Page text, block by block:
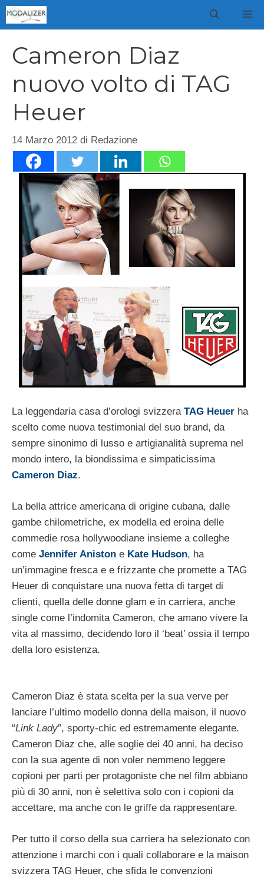
Vai
al
Cameron Diaz
nuovo volto di TAG
Heuer
14 Marzo 2012 di Redazione
La leggendaria casa d’orologi svizzera TAG Heuer ha
scelto come nuova testimonial del suo brand, da
sempre sinonimo di lusso e artigianalità suprema nel
mondo intero, la biondissima e simpaticissima
Cameron Diaz.
La bella attrice americana di origine cubana, dalle
gambe chilometriche, ex modella ed eroina delle
commedie rosa hollywoodiane insieme a colleghe
come Jennifer Aniston e Kate Hudson, ha
un’immagine fresca e e frizzante che promette a TAG
Heuer di conquistare una nuova fetta di target di
clienti, quella delle donne glam e in carriera, anche
single come l’indomita Cameron, che amano vivere la
vita al massimo, decidendo loro il ‘beat’ ossia il tempo
della loro esistenza.
Cameron Diaz è stata scelta per la sua verve per
lanciare l’ultimo modello donna della maison, il nuovo
“Link Lady”, sporty-chic ed estremamente elegante.
Cameron Diaz che, alle soglie dei 40 anni, ha deciso
con la sua agente di non voler nemmeno leggere
copioni per parti per protagoniste che nel film abbiano
più di 30 anni, non è selettiva solo con i copioni da
accettare, ma anche con le griffe da rappresentare.
Per tutto il corso della sua carriera ha selezionato con
attenzione i marchi con i quali collaborare e la maison
svizzera TAG Heuer, che sfida le convenzioni